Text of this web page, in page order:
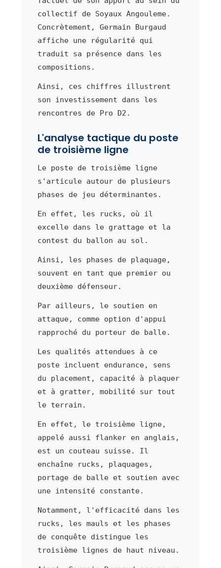
collectif de Soyaux Angouleme.
Concrètement, Germain Burgaud
affiche une régularité qui
traduit sa présence dans les
compositions.
Ainsi, ces chiffres illustrent
son investissement dans les
rencontres de Pro D2.
L'analyse tactique du poste
de troisième ligne
Le poste de troisième ligne
s'articule autour de plusieurs
phases de jeu déterminantes.
En effet, les rucks, où il
excelle dans le grattage et la
contest du ballon au sol.
Ainsi, les phases de plaquage,
souvent en tant que premier ou
deuxième défenseur.
Par ailleurs, le soutien en
attaque, comme option d'appui
rapproché du porteur de balle.
Les qualités attendues à ce
poste incluent endurance, sens
du placement, capacité à plaquer
et à gratter, mobilité sur tout
le terrain.
En effet, le troisième ligne,
appelé aussi flanker en anglais,
est un couteau suisse. Il
enchaîne rucks, plaquages,
portage de balle et soutien avec
une intensité constante.
Notamment, l'efficacité dans les
rucks, les mauls et les phases
de conquête distingue les
troisième lignes de haut niveau.